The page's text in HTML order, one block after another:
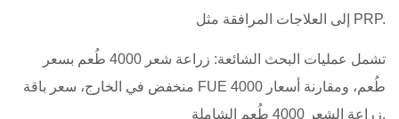
إلى العلاجات المرافقة مثل PRP.
تشمل عمليات البحث الشائعة: زراعة شعر 4000 طُعم بسعر
منخفض في الخارج، سعر باقة FUE 4000 طُعم، ومقارنة أسعار
زراعة الشعر 4000 طُعم الشاملة.